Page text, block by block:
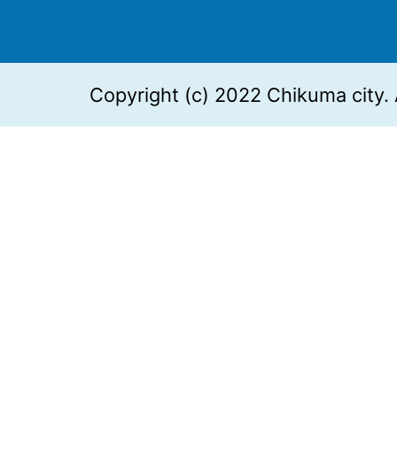
Copyright (c) 2022 Chikuma city.